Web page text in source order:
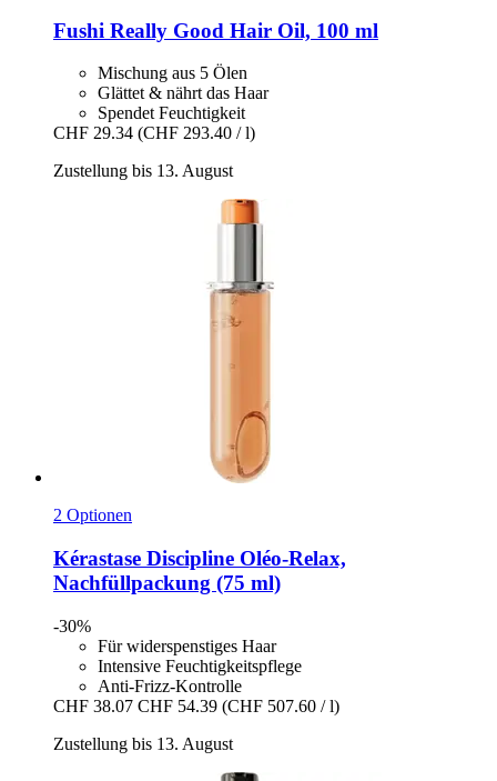
Fushi Really Good Hair Oil, 100 ml
Mischung aus 5 Ölen
Glättet & nährt das Haar
Spendet Feuchtigkeit
CHF 29.34 (CHF 293.40 / l)
Zustellung bis 13. August
2 Optionen
Kérastase Discipline Oléo-​Relax,
Nachfüllpackung (75 ml)
-30%
Für widerspenstiges Haar
Intensive Feuchtigkeitspflege
Anti-Frizz-Kontrolle
CHF 38.07 CHF 54.39 (CHF 507.60 / l)
Zustellung bis 13. August